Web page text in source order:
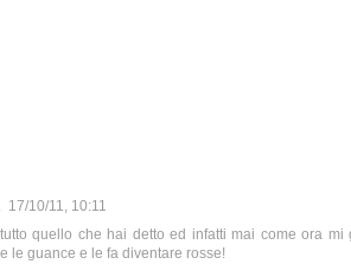
17/10/11, 10:11
quello che hai detto ed infatti mai come ora
le guance e le fa diventare rosse!